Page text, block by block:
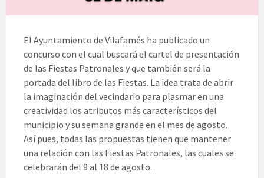
El Ayuntamiento de Vilafamés ha publicado un
concurso con el cual buscará el cartel de presentación
de las Fiestas Patronales y que también será la
portada del libro de las Fiestas. La idea trata de abrir
la imaginación del vecindario para plasmar en una
creatividad los atributos más característicos del
municipio y su semana grande en el mes de agosto.
Así pues, todas las propuestas tienen que mantener
una relación con las Fiestas Patronales, las cuales se
celebrarán del 9 al 18 de agosto.